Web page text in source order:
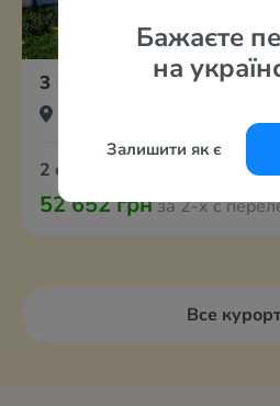
Бажаєте
на
Залишити як є
3 Bojana Villa
2 сентября
52 652 грнза 2-х с
Все